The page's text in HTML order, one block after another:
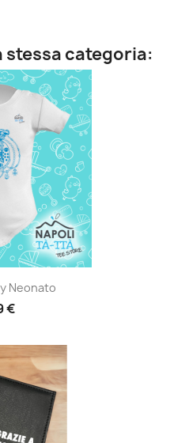
categoria:
Neonato
€